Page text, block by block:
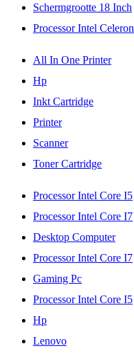
Schermgrootte 18 Inch
Processor Intel Celeron
All In One Printer
Hp
Inkt Cartridge
Printer
Scanner
Toner Cartridge
Processor Intel Core I5
Processor Intel Core I7
Desktop Computer
Processor Intel Core I7
Gaming Pc
Processor Intel Core I5
Hp
Lenovo